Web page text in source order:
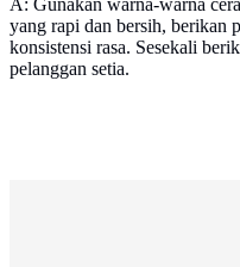
A: Gunakan warna-warna
yang rapi dan bersih, berikan
konsistensi rasa. Sesekali
pelanggan setia.